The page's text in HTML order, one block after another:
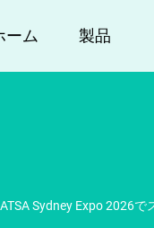
ーム 製品
ATSA Sydney Expo 2026